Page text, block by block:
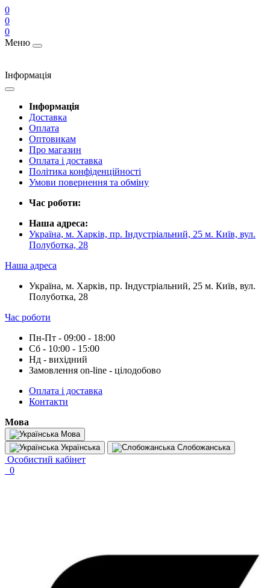
0
0
0
Меню
Інформація
Інформація
Доставка
Оплата
Оптовикам
Про магазин
Оплата і доставка
Політика конфіденційності
Умови повернення та обміну
Час роботи:
Наша адреса:
Україна, м. Харків, пр. Індустріальний, 25 м. Київ, вул.
Полуботка, 28
Наша адреса
Україна, м. Харків, пр. Індустріальний, 25 м. Київ, вул.
Полуботка, 28
Час роботи
Пн-Пт - 09:00 - 18:00
Сб - 10:00 - 15:00
Нд - вихідний
Замовлення on-line - цілодобово
Оплата і доставка
Контакти
Мова
Мова
Українська
Слобожанська
Особистий кабінет
0